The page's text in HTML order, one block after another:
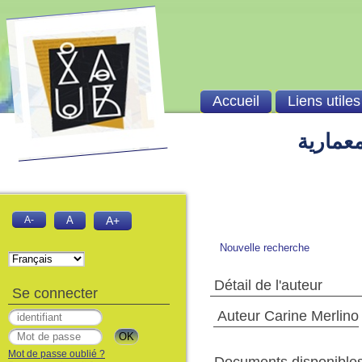
Nouvelle recherche
Détail de l'auteur
Auteur Carine Merlino
Accueil Liens utiles
A- A A+
Se connecter
Mot de passe oublié ?